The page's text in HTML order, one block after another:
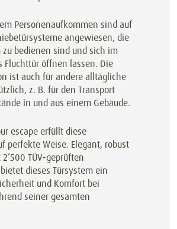
Personenaufkommen sind auf
angewiesen, die
bedienen sind und sich im
Fluchttür öffnen lassen. Die
ist auch für andere alltägliche
z. B. für den Transport
in und aus einem Gebäude.
escape erfüllt diese
perfekte Weise. Elegant, robust
TÜV-geprüften
dieses Türsystem ein
und Komfort bei
seiner gesamten